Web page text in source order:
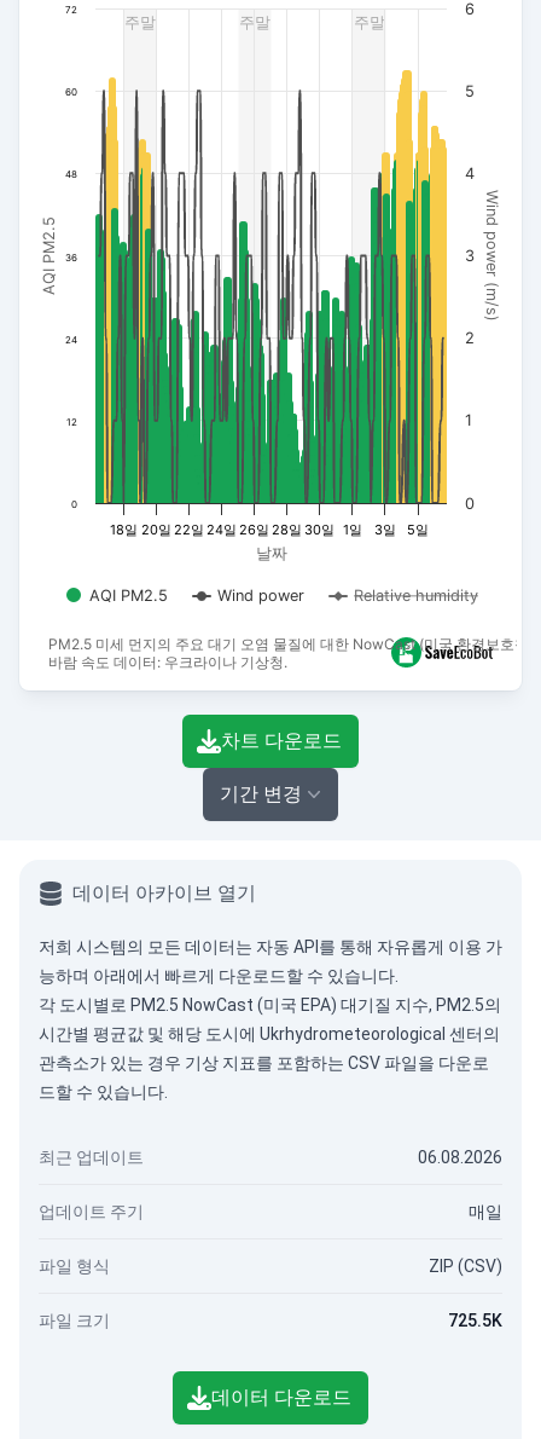
The chart has 3 Y axes displaying AQI PM2.5, Wind power
PM2.5 미세 먼지의 주요 대기 오염 물질에 대한 NowCast (미국 환경보호청
바람 속도 데이터: 우크라이나 기상청.
주말
주말
주말
날짜
AQI PM2.5 Wind power (m/s)
AQI PM2.5 Wind power Relative humidity
18일 20일 22일 24일 26일 28일 30일 1일 3일 5일
0
12
24
36
48
60
72
0
1
2
3
4
5
6
End of interactive chart.
차트 다운로드
기간 변경
데이터 아카이브 열기
저희 시스템의 모든 데이터는 자동 API 를 통해 자유롭게 이용 가
능하며 아래에서 빠르게 다운로드할 수 있습니다.
각 도시별로 PM2.5 NowCast (미국 EPA) 대기질 지수, PM2.5의
시간별 평균값 및 해당 도시에 Ukrhydrometeorological 센터의
관측소가 있는 경우 기상 지표를 포함하는 CSV 파일을 다운로
드할 수 있습니다.
최근 업데이트 06.08.2026
업데이트 주기 매일
파일 형식 ZIP (CSV)
파일 크기 725.5K
데이터 다운로드